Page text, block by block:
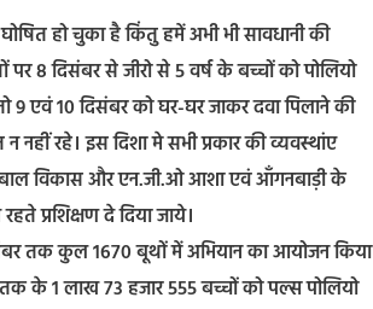
हो चुका है किंतु हमें अभी भी सावधानी की
8 दिसंबर से जीरो से 5 वर्ष के बच्चों को पोलियो
9 एवं 10 दिसंबर को घर-घर जाकर दवा पिलाने की
नहीं रहे। इस दिशा मे सभी प्रकार की व्यवस्थांए
बाल विकास और एन.जी.ओ आशा एवं आँगनबाड़ी के
प्रशिक्षण दे दिया जाये।
तक कुल 1670 बूथों में अभियान का आयोजन किया
तक के 1 लाख 73 हजार 555 बच्चों को पल्स पोलियो